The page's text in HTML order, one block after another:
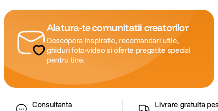
Alatura-te comunitatii creatorilor
Descopera inspiratie, recomandari utile,
ghiduri foto-video si oferte pregatite special
pentru tine.
Consultanta
Livrare gratuita